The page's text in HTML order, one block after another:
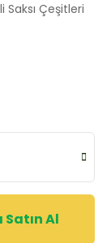
Saksı Çeşitleri
Satın Al